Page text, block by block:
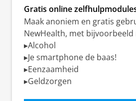
Neem contact op met je
Student? Maak een
een studentendecaan
Gratis online
Maak anoniem en gratis
NewHealth, met
▸Alcohol
▸Je smartphone de baas!
▸Eenzaamheid
▸Geldzorgen